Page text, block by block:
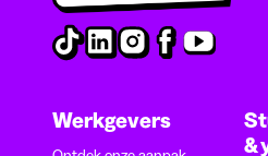
Werkgevers
&